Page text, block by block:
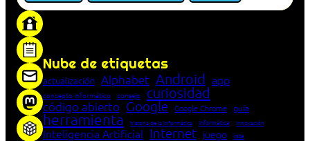
Nube de etiquetas
actualización Alphabet Android app
concepto informático consejo curiosidad
código abierto Google Google Chrome guía
herramienta historia de la Informática Informática innovación
Inteligencia Artificial Internet juego lista